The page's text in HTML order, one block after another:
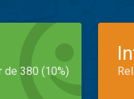
de 380 (10%)